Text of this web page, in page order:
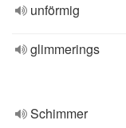
unförmig
glimmerings
Schimmer